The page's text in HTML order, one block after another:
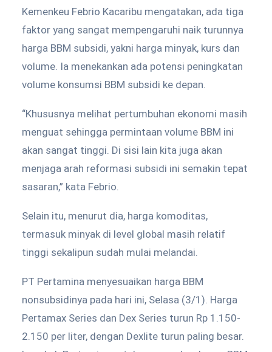
Kemenkeu Febrio Kacaribu mengatakan, ada tiga
faktor yang sangat mempengaruhi naik turunnya
harga BBM subsidi, yakni harga minyak, kurs dan
volume. Ia menekankan ada potensi peningkatan
volume konsumsi BBM subsidi ke depan.
“Khususnya melihat pertumbuhan ekonomi masih
menguat sehingga permintaan volume BBM ini
akan sangat tinggi. Di sisi lain kita juga akan
menjaga arah reformasi subsidi ini semakin tepat
sasaran,” kata Febrio.
Selain itu, menurut dia, harga komoditas,
termasuk minyak di level global masih relatif
tinggi sekalipun sudah mulai melandai.
PT Pertamina menyesuaikan harga BBM
nonsubsidinya pada hari ini, Selasa (3/1). Harga
Pertamax Series dan Dex Series turun Rp 1.150-
2.150 per liter, dengan Dexlite turun paling besar.